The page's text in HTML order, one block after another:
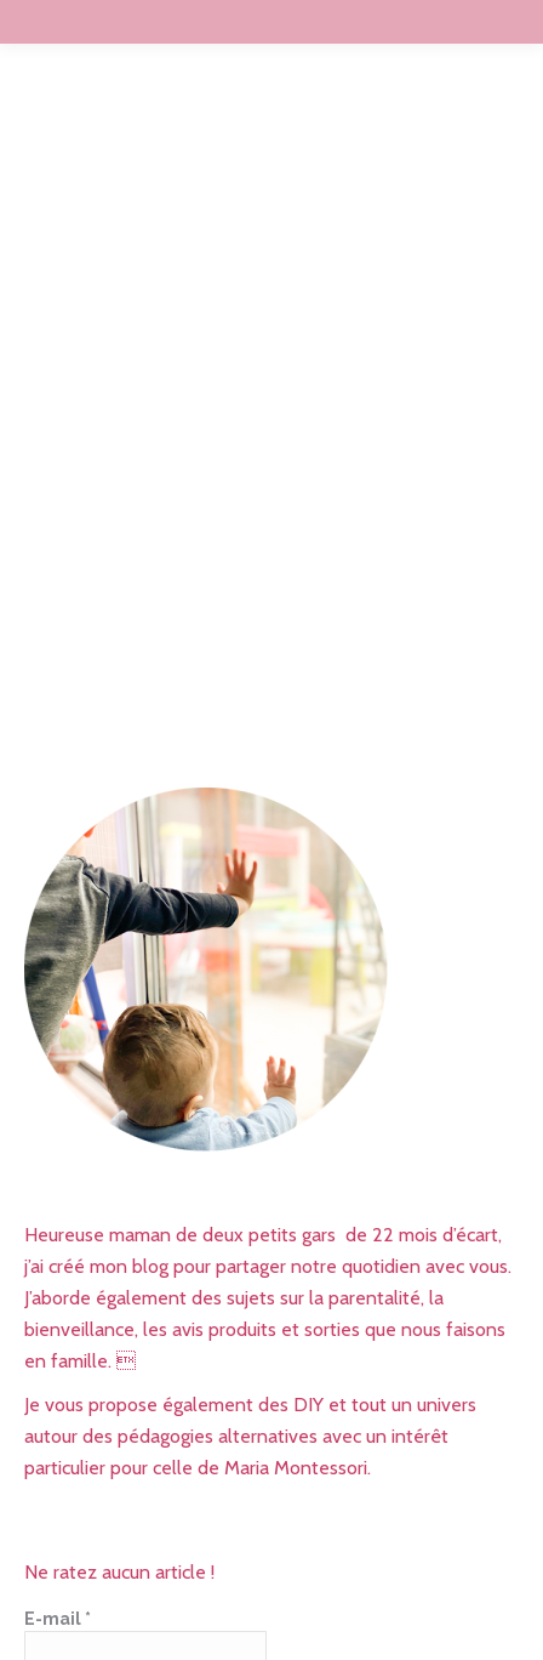
Heureuse maman de deux petits gars de 22 mois d’écart,
j’ai créé mon blog pour partager notre quotidien avec vous.
J’aborde également des sujets sur la parentalité, la
bienveillance, les avis produits et sorties que nous faisons
en famille. 
Je vous propose également des DIY et tout un univers
autour des pédagogies alternatives avec un intérêt
particulier pour celle de Maria Montessori.
Ne ratez aucun article !
E-mail *